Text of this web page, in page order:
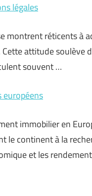
légales
montrent réticents à
attitude soulève
souvent …
européens
immobilier en
le continent à la
et les